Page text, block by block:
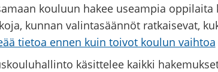
kouluun hakee useampia
kunnan valintasäännöt ratkaisevat,
tietoa ennen kuin toivot koulun vaihtoa
käsittelee kaikki